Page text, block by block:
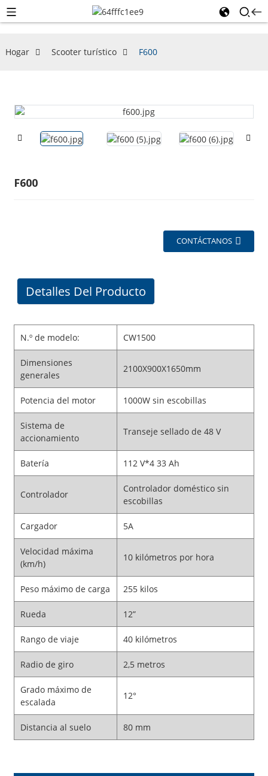
Hogar Scooter turístico F600
F600
CONTÁCTANOS
Detalles Del Producto
N.º de modelo: CW1500
Dimensiones
generales
2100X900X1650mm
Potencia del motor 1000W sin escobillas
Sistema de
accionamiento
Transeje sellado de 48 V
Batería 112 V*4 33 Ah
Controlador
Controlador doméstico sin
escobillas
Cargador 5A
Velocidad máxima
(km/h)
10 kilómetros por hora
Peso máximo de carga 255 kilos
Rueda 12”
Rango de viaje 40 kilómetros
Radio de giro 2,5 metros
Grado máximo de
escalada
12°
Distancia al suelo 80 mm